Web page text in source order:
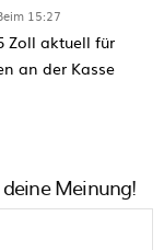
15:27
Zoll aktuell für
an der Kasse
Meinung!